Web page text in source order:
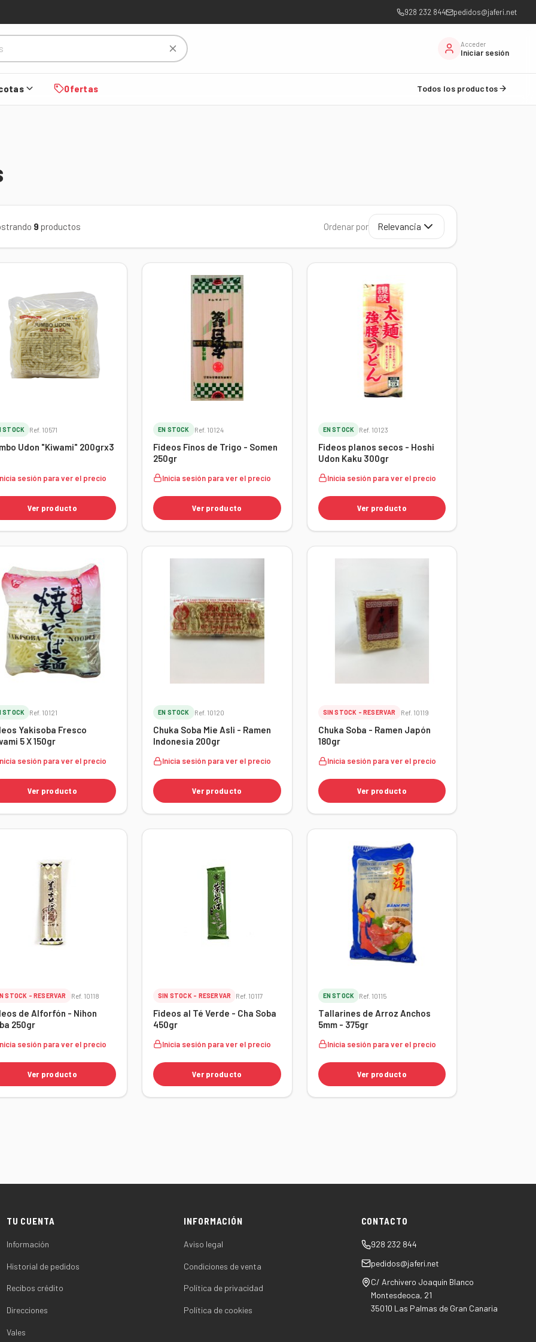
928 232 844 pedidos@jaferi.net
Acceder
Iniciar sesión
Ofertas Todos los productos
9 productos Ordenar por Relevancia
STOCK Ref. 10571
Udon "Kiwami" 200grx3
sesión para ver el precio
Ver producto
EN STOCK Ref. 10124
Fideos Finos de Trigo - Somen
250gr
Inicia sesión para ver el precio
Ver producto
EN STOCK Ref. 10123
Fideos planos secos - Hoshi
Udon Kaku 300gr
Inicia sesión para ver el precio
Ver producto
STOCK Ref. 10121
Yakisoba Fresco
5 X 150gr
sesión para ver el precio
Ver producto
EN STOCK Ref. 10120
Chuka Soba Mie Asli - Ramen
Indonesia 200gr
Inicia sesión para ver el precio
Ver producto
SIN STOCK - RESERVAR Ref. 10119
Chuka Soba - Ramen Japón
180gr
Inicia sesión para ver el precio
Ver producto
STOCK - RESERVAR Ref. 10118
de Alforfón - Nihon
250gr
sesión para ver el precio
Ver producto
SIN STOCK - RESERVAR Ref. 10117
Fideos al Té Verde - Cha Soba
450gr
Inicia sesión para ver el precio
Ver producto
EN STOCK Ref. 10115
Tallarines de Arroz Anchos
5mm - 375gr
Inicia sesión para ver el precio
Ver producto
TU CUENTA
Información
Historial de pedidos
Recibos crédito
Direcciones
Vales
INFORMACIÓN
Aviso legal
Condiciones de venta
Política de privacidad
Política de cookies
CONTACTO
928 232 844
pedidos@jaferi.net
C/ Archivero Joaquín Blanco
Montesdeoca, 21
35010 Las Palmas de Gran Canaria